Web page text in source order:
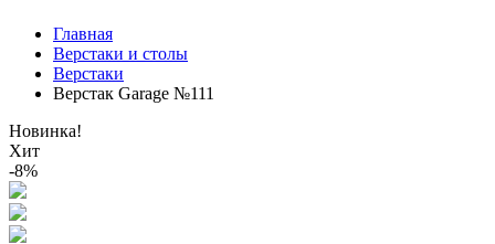
Главная
Верстаки и столы
Верстаки
Верстак Garage №111
Новинка!
Хит
-8%